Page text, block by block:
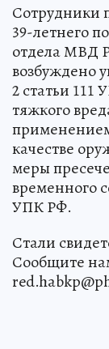
Сотрудники
39-летнего
отдела МВД
возбуждено
2 статьи
тяжкого
качестве
меры
временного
УПК РФ.
Стали
Сообщите